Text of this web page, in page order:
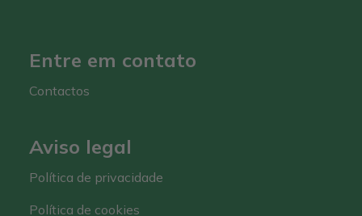
Entre em contato
Contactos
Aviso legal
Política de privacidade
Política de cookies